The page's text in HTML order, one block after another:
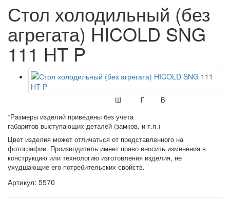
Стол холодильный (без
агрегата) HICOLD SNG
111 HT P
Ш В
Г
*Размеры изделий приведены без учета
габаритов выступающих деталей (замков, и т.п.)
Цвет изделия может отличаться от представленного на
фотографии. Производитель имеет право вносить изменения в
конструкцию или технологию изготовления изделия, не
ухудшающие его потребительских свойств.
Артикул: 5570